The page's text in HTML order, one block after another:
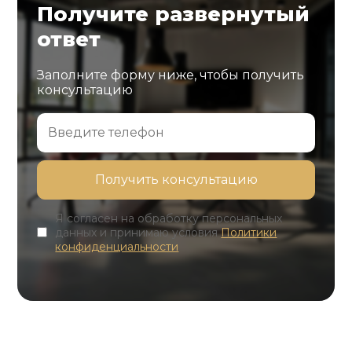
Получите развернутый
ответ
Заполните форму ниже, чтобы получить
консультацию
Я согласен на обработку персональных
данных и принимаю условияПолитики
конфиденциальности